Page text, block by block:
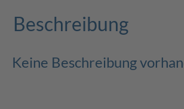
Beschreibung
Keine Beschreibung